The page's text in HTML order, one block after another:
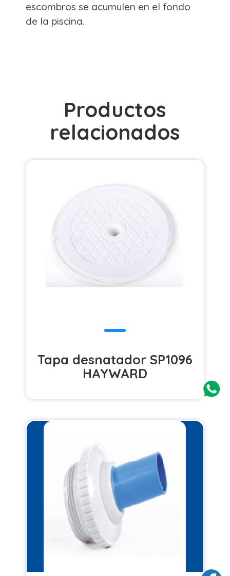
escombros se acumulen en el fondo
de la piscina.
Productos
relacionados
Tapa desnatador SP1096
HAYWARD